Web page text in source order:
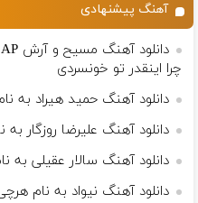
آهنگ پیشنهادی
چرا اینقدر تو خونسردی
دانلود آهنگ حمید هیراد به
دانلود آهنگ علیرضا روزگار
دانلود آهنگ سالار عقیلی به
دانلود آهنگ نیواد به نام